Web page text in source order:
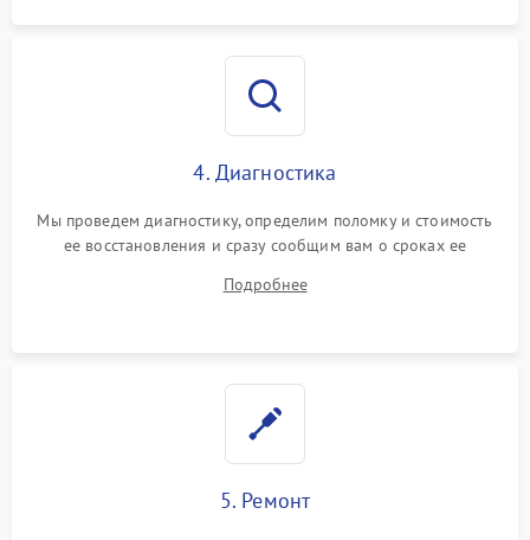
4. Диагностика
Мы проведем диагностику, определим поломку и стоимость
ее восстановления и сразу сообщим вам о сроках ее
Подробнее
5. Ремонт